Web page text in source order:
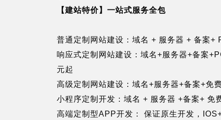
【建站特价】一站式服务全包
普通定制网站建设：域名 + 服务器 + 备案
响应式定制网站建设：域名+服务器+备案
元起
高级定制网站建设：域名+服务器+备案+
小程序定制开发：域名 + 服务器 +备案+
高端定制型APP开发： 保证原生开发，